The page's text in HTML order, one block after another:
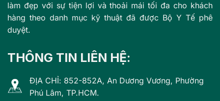
làm đẹp với sự tiện lợi và thoải mái tối đa cho khách
hàng theo danh mục kỹ thuật đã được Bộ Y Tế phê
duyệt.
THÔNG TIN LIÊN HỆ:
ĐỊA CHỈ: 852-852A, An Dương Vương, Phường
Phú Lâm, TP.HCM.